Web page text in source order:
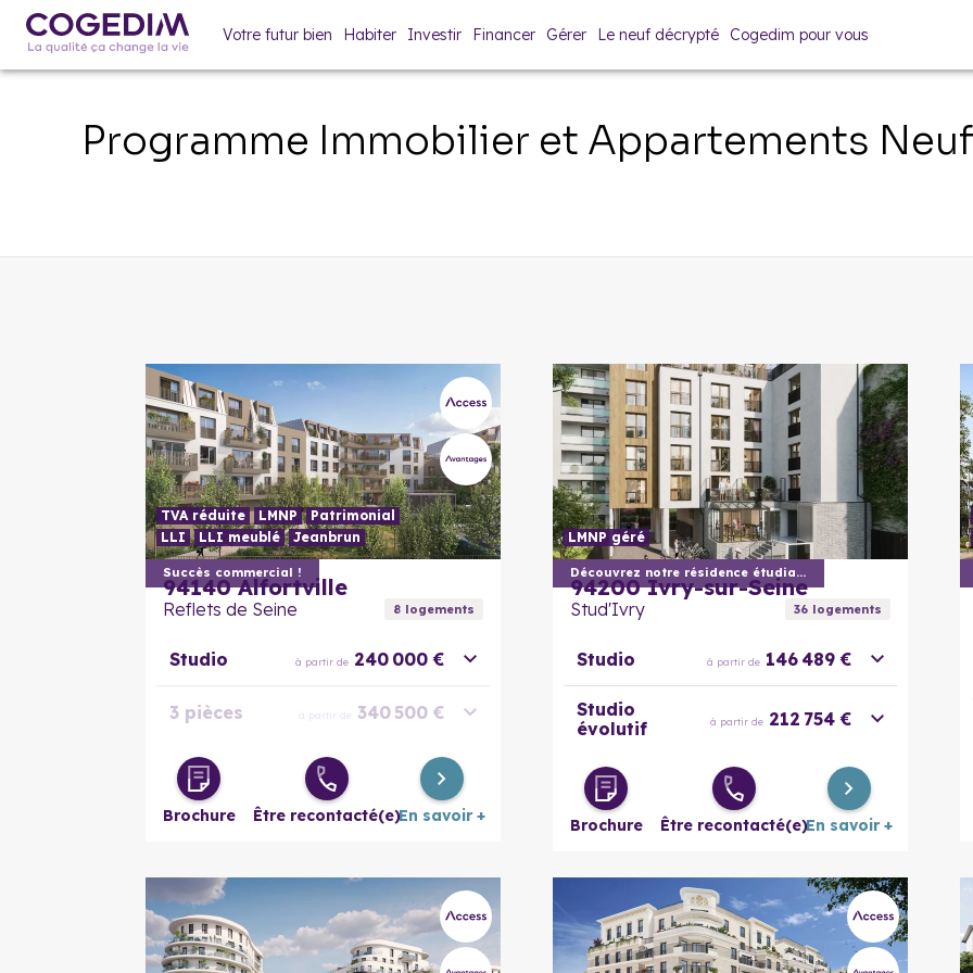
Votre futur bien Habiter Investir Financer Gérer Le neuf décrypté Cogedim pour vous
Programme Immobilier et Appartements
Succès commercial !
TVA réduite LMNP
Patrimonial
LLI
LLI meublé Jeanbrun
En savoir plus
94140 Alfortville
Reflets de Seine 8logements
Studio à partir de 240 000 €
3 pièces à partir de 340 500 €
Duplex 3
pièces
à partir de 349 000 €
Brochure Être recontacté(e)En savoir +
Découvrez notre résidence étudiante
LMNP géré
94200 Ivry-sur-Seine
Stud'Ivry 36logements
Studio à partir de 146 489 €
Studio
évolutif
à partir de 212 754 €
Brochure Être recontacté(e)En savoir +